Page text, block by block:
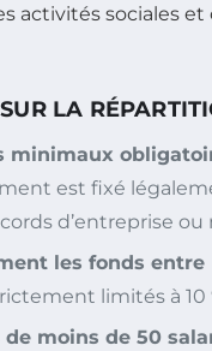
sociales et
LA
minimaux
est fixé
d’entreprise
les fonds entre
limités à
de moins de 50